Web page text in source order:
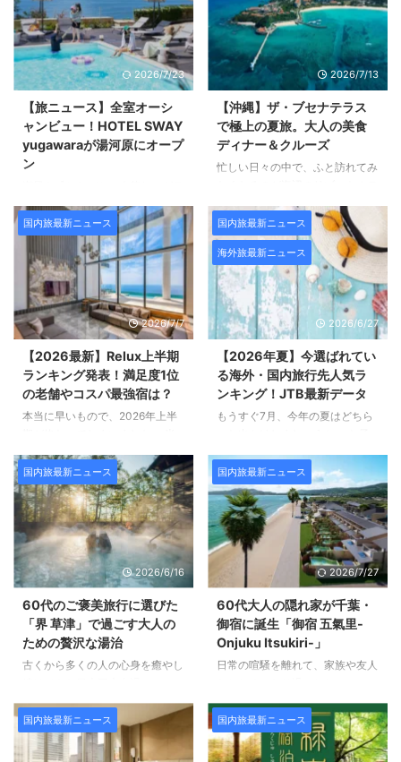
軒を超える独立系ラグジュアリー
ブティックホテルが加盟する、
世界有数のホテルブランドのグル
ープです。 その名の通り、客室
数50室以下の小規模ホテルが中
心でありながら、 いずれも個性
豊かな滞在を叶えてくれるラグジ
ュアリーホテルばかり。 その
SLHに2026年8月、新たに加盟し
たのが、熱海の美しい自然に抱か
ルグランバッハ熱海クレッシェン
ド」です。 「スモール・ ...
芸品。 館内の木造建築「百段階
段」は、東京都指定有形文化財で
あることでも知られています。
その「ホテル雅叙園東京」が一時
休館を経て、この夏、「雅叙園東
京」として 新たなスタートを切
りました。 2026年末にはヒルト
ンのラグジュアリーブランドへリ
ブランドされるそうです。 「雅
叙園東京」営業開始、2026年末
＆リゾーツ」に J ...
2026/7/23
【旅ニュース】全室オーシ
ャンビュー！HOTEL SWAY
yugawaraが湯河原にオープ
ン
デーションに身をゆだねるひとと
き・・・ 夏の海を眺めてのんび
り過ごす時間は、60代の今だか
らこそ味わいたいご褒美かもしれ
ません。 今回ご紹介するのは、
都心からわずか90分。 2026年7
月にリブランドオープンしたばか
りのリゾートホテル「HOTEL
SWAY yugawara（ホテル スウェ
イ 湯河原）」です。 目の前に広
がる空と海を独り占めできる、隠
れ家ホテルです。 すべての客室
がオーシャンビュー、広い窓から
た、神奈川県の湯河原・真鶴は、
編集部も ...
2026/7/13
【沖縄】ザ・ブセナテラス
で極上の夏旅。大人の美食
ディナー＆クルーズ
忙しい日々の中で、ふと訪れてみ
ル。 あえて予定を作らず、風に
身をまかせながら海を眺める—そ
んな贅沢な時間は大人旅ならで
は。 今回は、沖縄を代表するリ
ゾートホテルの一つ、 青く輝く
東シナ海と自然に囲まれた「ザ・
ブセナテラス」の夏ならではの3
つの魅力をご紹介します。 フラ
ッグシップホテルが迎える、29
年目の夏 「自然との調和、自然
への回帰」を掲げ、沖縄で7つの
ホテルを展開する「ザ・テラスホ
テルズ」。 そのフラッグシップ
が、2026年7月に29周年を迎 ...
国内旅最新ニュース
2026/7/7
【2026最新】Relux上半期
ランキング発表！満足度1位
の老舗やコスパ最強宿は？
本当に早いもので、2026年上半
や出会いがいくつもあったのでは
ないでしょうか。 今回は、ホテ
ル・旅館の宿泊予約サービス
「Relux（リラックス）」が発表
した 人気宿ランキング「Reluxラ
ンキング 2026年上半期編」をご
紹介します。 2025年12月8日〜
とに、人気宿の上位10施設が全
26カテゴリで選出されました。
「Reluxランキング 2026年上半
期編」総合ランキング 第1位 ラビ
国内旅最新ニュース
海外旅最新ニュース
2026/6/27
【2026年夏】今選ばれてい
る海外・国内旅行先人気ラ
ンキング！JTB最新データ
もうすぐ7月、今年の夏はどちら
族旅行、気軽に行ける近場のリゾ
ート、 それとも一度は訪れてみ
たい海外の絶景ー、思い描くだけ
でもわくわくしてきますね。 今
回は、2026年夏休みに人気を集
める海外・国内の旅行先ランキン
グを株式会社JTBのデータに基づ
気ランキング！定番ハワイや注目
のアメリカ本土も 海外旅行（添
乗員なし）はハワイが1位！ 世代
を問わず楽しめる豊富なアクティ
よね。 2位には、時差が ...
国内旅最新ニュース
2026/6/16
60代のご褒美旅行に選びた
「界 草津」で過ごす大人の
ための贅沢な湯治
古くから多くの人の心身を癒やし
群馬県・草津温泉。 日本一の自
然湧出量を誇る草津の湯は、高温
かつ強い酸性を特徴とした泉質も
大きな魅力。 温泉街の中心で湯
国内旅最新ニュース
2026/7/27
60代大人の隠れ家が千葉・
御宿に誕生「御宿 五氣里-
Onjuku Itsukiri-」
日常の喧騒を離れて、家族や友人
そんな贅沢を叶えてくれるのが一
棟貸しのプライベートヴィラで
す。 人目を気にせずくつろげる
空間は、癒しや特別感を求める大
国内旅最新ニュース 国内旅最新ニュース